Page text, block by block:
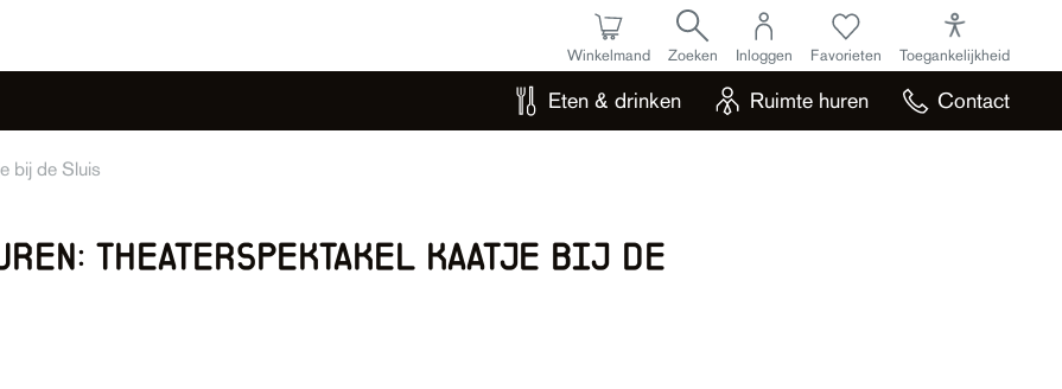
Eten & drinken Ruimte huren Contact
Winkelmand Zoeken Inloggen Favorieten Toegankelijkheid
bij de Sluis
theaterspektakel kaatje bij de